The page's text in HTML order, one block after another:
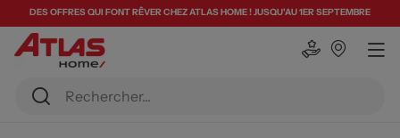
DES OFFRES QUI FONT RÊVER CHEZ ATLAS HOME ! JUSQU'AU 1ER SEPTEMBRE